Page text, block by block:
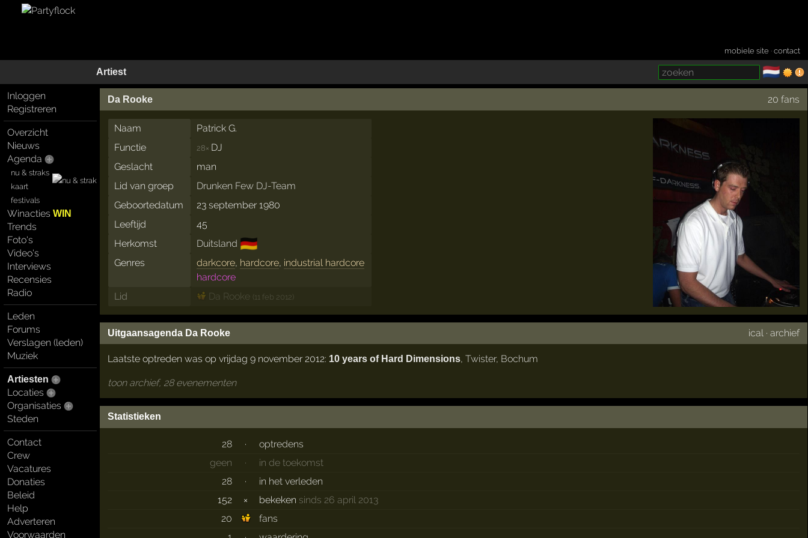
mobiele site ·contact
Artiest 🇳🇱
Inloggen
Registreren
Overzicht
Nieuws
Agenda
nu & straks
kaart
festivals
WinactiesWIN
Trends
Foto's
Video's
Interviews
Recensies
Radio
Leden
Forums
Verslagen (leden)
Muziek
Artiesten
Locaties
Organisaties
Steden
Contact
Crew
Vacatures
Donaties
Beleid
Help
Adverteren
Voorwaarden
Da Rooke 20 fans
Naam
Patrick G.
Functie
28× DJ
Geslacht
man
Lid van groep
Drunken Few DJ-Team
Geboortedatum
23 september 1980
Leeftijd
45
Herkomst
Duitsland 🇩🇪
Genres darkcore, hardcore, industrial hardcore
hardcore
Lid
Da Rooke (11 feb 2012)
Uitgaansagenda Da Rooke ical ·archief
Laatste optreden was op vrijdag 9 november 2012: 10 years of Hard Dimensions, Twister, Bochum
toon archief, 28 evenementen
Statistieken
28 ·
optredens
geen
·
in de toekomst
28
·
in het verleden
152
× bekeken sinds 26 april 2013
20
fans